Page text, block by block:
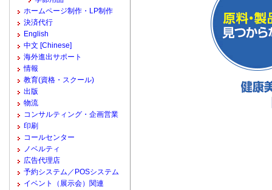
ホームページ制作・LP制作
決済代行
English
中文 [Chinese]
海外進出サポート
情報
教育(資格・スクール)
出版
物流
コンサルティング・企画営業
印刷
コールセンター
ノベルティ
広告代理店
予約システム／POSシステム
イベント（展示会）関連